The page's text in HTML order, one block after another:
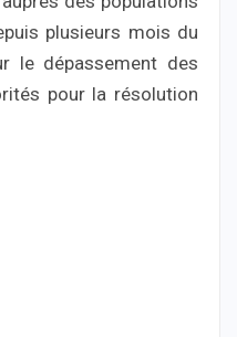
plusieurs mois du
le dépassement des
pour la résolution